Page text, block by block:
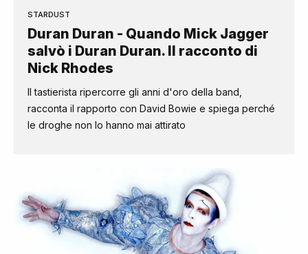
STARDUST
Duran Duran - Quando Mick Jagger
salvò i Duran Duran. Il racconto di
Nick Rhodes
Il tastierista ripercorre gli anni d'oro della band,
racconta il rapporto con David Bowie e spiega perché
le droghe non lo hanno mai attirato